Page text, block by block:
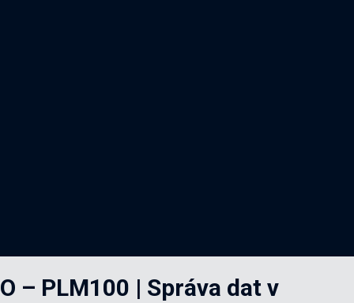
O – PLM100 | Správa dat v